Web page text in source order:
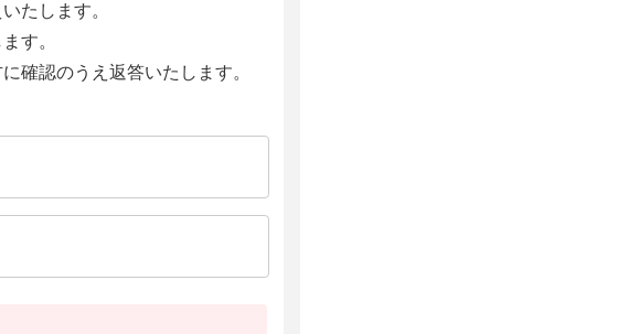
たします。
す。
確認のうえ返答いたします。